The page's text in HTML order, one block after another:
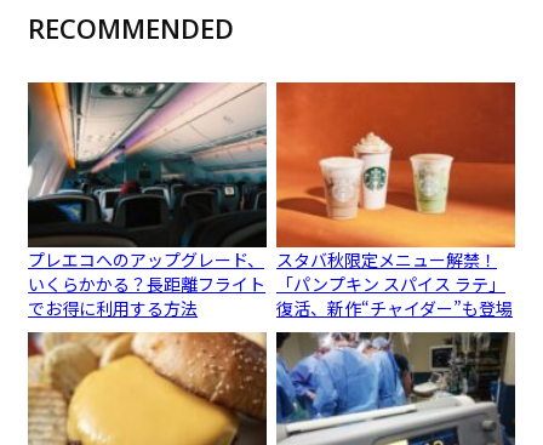
RECOMMENDED
プレエコへのアップグレード、
いくらかかる？長距離フライト
でお得に利用する方法
スタバ秋限定メニュー解禁！
「パンプキン スパイス ラテ」
復活、新作“チャイダー”も登場